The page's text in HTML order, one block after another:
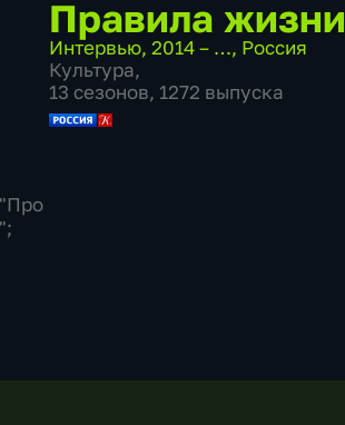
Правила жизни
Интервью, 2014 – …, Россия
Культура,
13 сезонов, 1272 выпуска